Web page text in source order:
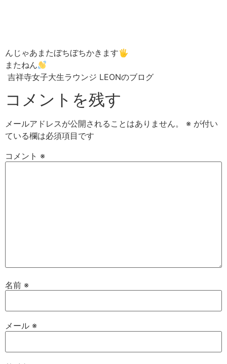
んじゃあまたぼちぼちかきます🖐️
またねん
吉祥寺女子大生ラウンジ LEONのブログ
コメントを残す
メールアドレスが公開されることはありません。 ※ が付い
ている欄は必須項目です
コメント ※
名前 ※
メール ※